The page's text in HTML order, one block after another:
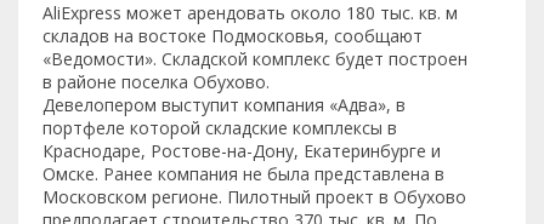
AliExpress может арендовать около 180 тыс. кв. м
складов на востоке Подмосковья, сообщают
«Ведомости». Складской комплекс будет построен
в районе поселка Обухово.
Девелопером выступит компания «Адва», в
портфеле которой складские комплексы в
Краснодаре, Ростове-на-Дону, Екатеринбурге и
Омске. Ранее компания не была представлена в
Московском регионе. Пилотный проект в Обухово